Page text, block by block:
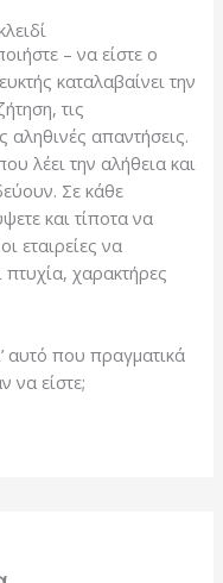
– να είστε ο
καταλαβαίνει την
τις
απαντήσεις.
λέει την αλήθεια και
Σε κάθε
και τίποτα να
εταιρείες να
πτυχία, χαρακτήρες
αυτό που πραγματικά
να είστε;